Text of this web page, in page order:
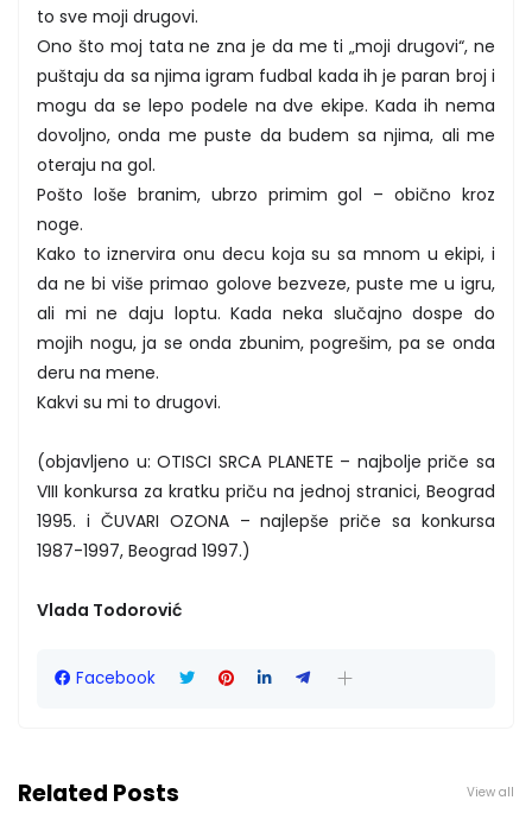
to sve moji drugovi.
Ono što moj tata ne zna je da me ti „moji drugovi“, ne
puštaju da sa njima igram fudbal kada ih je paran broj i
mogu da se lepo podele na dve ekipe. Kada ih nema
dovoljno, onda me puste da budem sa njima, ali me
oteraju na gol.
Pošto loše branim, ubrzo primim gol – obično kroz
noge.
Kako to iznervira onu decu koja su sa mnom u ekipi, i
da ne bi više primao golove bezveze, puste me u igru,
ali mi ne daju loptu. Kada neka slučajno dospe do
mojih nogu, ja se onda zbunim, pogrešim, pa se onda
deru na mene.
Kakvi su mi to drugovi.
(objavljeno u: OTISCI SRCA PLANETE – najbolje priče sa
VIII konkursa za kratku priču na jednoj stranici, Beograd
1995. i ČUVARI OZONA – najlepše priče sa konkursa
1987-1997, Beograd 1997.)
Vlada Todorović
Facebook
Related Posts View all